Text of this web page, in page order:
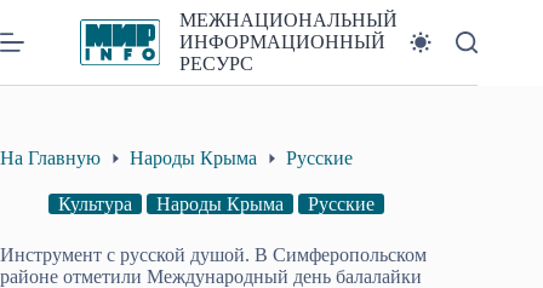
к
сути
МЕЖНАЦИОНАЛЬНЫЙ
ИНФОРМАЦИОННЫЙ
РЕСУРС
На Главную Народы Крыма Русские
Культура Народы Крыма Русские
Инструмент с русской душой. В Симферопольском
районе отметили Международный день балалайки